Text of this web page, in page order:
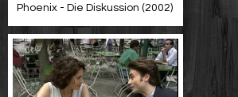
Phoenix - Die Diskussion (2002)